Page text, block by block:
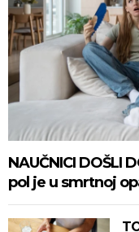
NAUČNICI DOŠLI
pol je u smrtnoj